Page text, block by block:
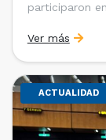
participaron
de Santiago
diciembre
Ver más
ACTUALIDAD